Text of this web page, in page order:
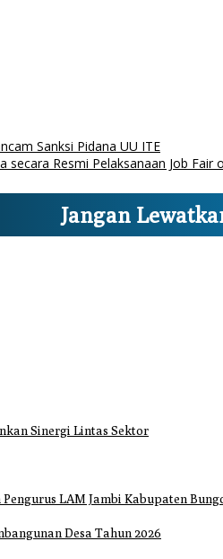
Sanksi Pidana UU ITE
Resmi Pelaksanaan Job
Jangan
Sinergi Lintas Sektor
LAM Jambi Kabupaten
Desa Tahun 2026